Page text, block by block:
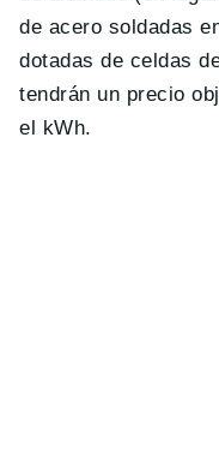
de acero soldadas
dotadas de celdas
tendrán un precio
el kWh.